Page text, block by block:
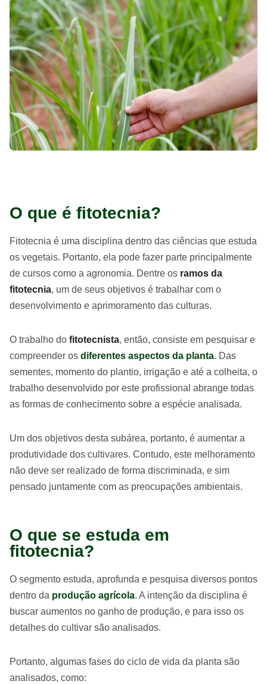
O que é fitotecnia?
Fitotecnia é uma disciplina dentro das ciências que estuda
os vegetais. Portanto, ela pode fazer parte principalmente
de cursos como a agronomia. Dentre os ramos da
fitotecnia, um de seus objetivos é trabalhar com o
desenvolvimento e aprimoramento das culturas.
O trabalho do fitotecnista, então, consiste em pesquisar e
compreender os diferentes aspectos da planta. Das
sementes, momento do plantio, irrigação e até a colheita, o
trabalho desenvolvido por este profissional abrange todas
as formas de conhecimento sobre a espécie analisada.
Um dos objetivos desta subárea, portanto, é aumentar a
produtividade dos cultivares. Contudo, este melhoramento
não deve ser realizado de forma discriminada, e sim
pensado juntamente com as preocupações ambientais.
O que se estuda em
fitotecnia?
O segmento estuda, aprofunda e pesquisa diversos pontos
dentro da produção agrícola. A intenção da disciplina é
buscar aumentos no ganho de produção, e para isso os
detalhes do cultivar são analisados.
Portanto, algumas fases do ciclo de vida da planta são
analisados, como: